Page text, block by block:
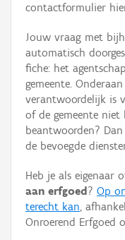
Aanduidingsobject
Waarneming
Thema
Gebeurtenis
Persoon of collectief
Hergebruik
Aanmelden
contactformulier
Jouw vraag met
automatisch
fiche: het
gemeente.
verantwoordelijk is
of de gemeente
beantwoorden?
de bevoegde
Heb je als eigenaar
aan erfgoed ? Op
terecht kan,
Onroerend Erfgoed